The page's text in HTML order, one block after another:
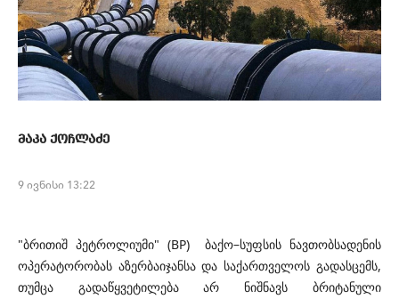
მაკა ქოჩლაძე
9 ივნისი 13:22
"ბრითიშ პეტროლიუმი" (BP) ბაქო–სუფსის ნავთობსადენის
ოპერატორობას აზერბაიჯანსა და საქართველოს გადასცემს,
თუმცა გადაწყვეტილება არ ნიშნავს ბრიტანული